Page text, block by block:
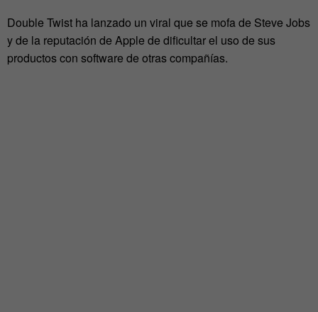
Double Twist ha lanzado un viral que se mofa de Steve Jobs
y de la reputación de Apple de dificultar el uso de sus
productos con software de otras compañías.